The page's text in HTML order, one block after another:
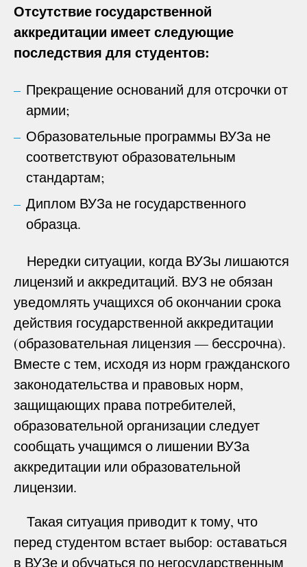
Отсутствие государственной
аккредитации имеет следующие
последствия для студентов:
Прекращение оснований для отсрочки от
армии;
Образовательные программы ВУЗа не
соответствуют образовательным
стандартам;
Диплом ВУЗа не государственного
образца.
Нередки ситуации, когда ВУЗы лишаются
лицензий и аккредитаций. ВУЗ не обязан
уведомлять учащихся об окончании срока
действия государственной аккредитации
(образовательная лицензия — бессрочна).
Вместе с тем, исходя из норм гражданского
законодательства и правовых норм,
защищающих права потребителей,
образовательной организации следует
сообщать учащимся о лишении ВУЗа
аккредитации или образовательной
лицензии.
Такая ситуация приводит к тому, что
перед студентом встает выбор: оставаться
в ВУЗе и обучаться по негосударственным